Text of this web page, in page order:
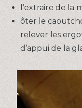
l’extraire de la
ôter le
relever les
d’appui de la